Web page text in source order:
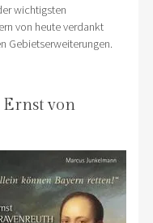
wichtigsten
von heute verdankt
Gebietserweiterungen.
von